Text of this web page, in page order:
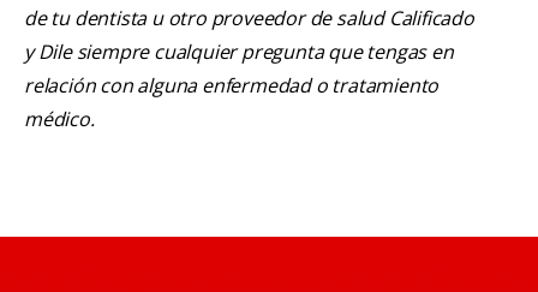
de tu dentista u otro proveedor de salud Calificado
y Dile siempre cualquier pregunta que tengas en
relación con alguna enfermedad o tratamiento
médico.